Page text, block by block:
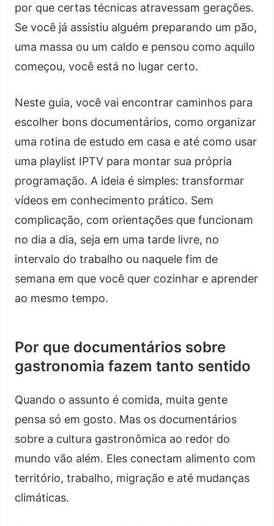
por que certas técnicas atravessam gerações.
Se você já assistiu alguém preparando um pão,
uma massa ou um caldo e pensou como aquilo
começou, você está no lugar certo.
Neste guia, você vai encontrar caminhos para
escolher bons documentários, como organizar
uma rotina de estudo em casa e até como usar
uma playlist IPTV para montar sua própria
programação. A ideia é simples: transformar
vídeos em conhecimento prático. Sem
complicação, com orientações que funcionam
no dia a dia, seja em uma tarde livre, no
intervalo do trabalho ou naquele fim de
semana em que você quer cozinhar e aprender
ao mesmo tempo.
Por que documentários sobre
gastronomia fazem tanto sentido
Quando o assunto é comida, muita gente
pensa só em gosto. Mas os documentários
sobre a cultura gastronômica ao redor do
mundo vão além. Eles conectam alimento com
território, trabalho, migração e até mudanças
climáticas.